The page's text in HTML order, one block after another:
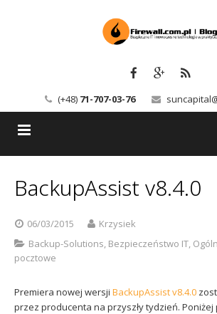
(+48) 71-707-03-76
Backup-Solutions
Bezpieczeństwo IT
Serwery pocztowe
Usługi
Szkolenia
Kontakt
BackupAssist v8.4.0
06/03/2015
Krzysiek
Backup-Solutions, Bezpieczeństwo IT,
pocztowe
Premiera nowej wersji BackupAssist v8.4.0
przez producenta na przyszły tydzień.